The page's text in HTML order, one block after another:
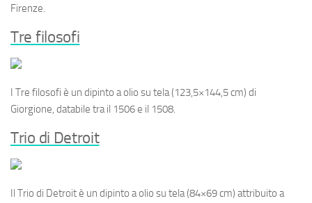
Firenze.
Tre filosofi
I Tre filosofi è un dipinto a olio su tela (123,5×144,5 cm) di
Giorgione, databile tra il 1506 e il 1508.
Trio di Detroit
Il Trio di Detroitè un dipinto a olio su tela (84×69 cm) attribuito a